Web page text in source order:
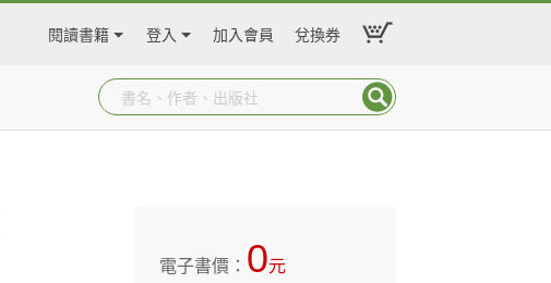
閱讀書籍 登入 加入會員 兌換券
電子書價： 0元